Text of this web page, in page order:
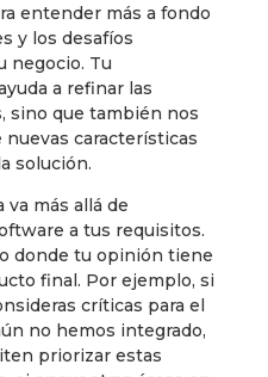
entender más a fondo
y los desafíos
negocio. Tu
a refinar las
sino que también nos
características
solución.
más allá de
a tus requisitos.
donde tu opinión tiene
final. Por ejemplo, si
críticas para el
no hemos integrado,
priorizar estas